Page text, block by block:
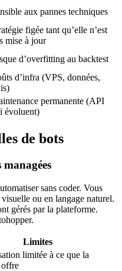
aux pannes techniques
figée tant qu’elle n’est
mise à jour
d’overfitting au backtest
d’infra (VPS, données,
permanente (API
évoluent)
de bots
sans coder. Vous
ou en langage naturel.
gérés par la plateforme.
Limites
limitée à ce que la
offre